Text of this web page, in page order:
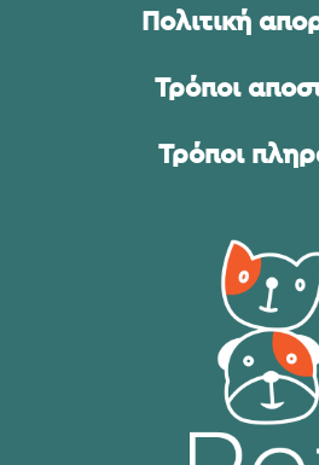
Πολιτική
Τρόποι
Τρόποι